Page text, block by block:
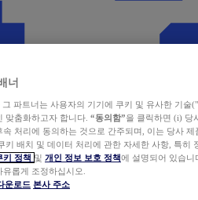
너
그 파트너는 사용자의 기기에 쿠키 및 유사한 기
맞춤화하고자 합니다. “동의함”을 클릭하면 (i) 당
속 처리에 동의하는 것으로 간주되며, 이는 당사
키 배치 및 데이터 처리에 관한 자세한 사항, 특히
키 정책 및 개인 정보 보호 정책에 설명되어 있습니
롭게 조정하십시오.
운로드 본사 주소